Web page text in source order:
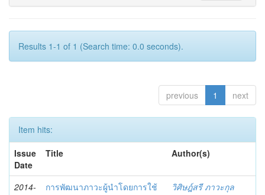
Results 1-1 of 1 (Search time: 0.0 seconds).
previous 1 next
Item hits:
Issue
Date
Title Author(s)
2014-
การพัฒนาภาวะผู้นำโดยการใช้
วิศิษฎ์สรี ภาวะกุล